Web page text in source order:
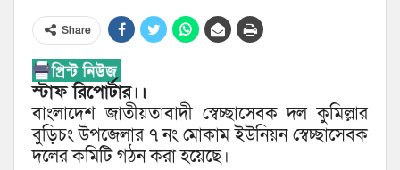
Share
স্টাফ রিপোর্টার।।
বাংলাদেশ জাতীয়তাবাদী স্বেচ্ছাসেবক দল কুমিল্লার
বুড়িচং উপজেলার ৭ নং মোকাম ইউনিয়ন স্বেচ্ছাসেবক
দলের কমিটি গঠন করা হয়েছে।